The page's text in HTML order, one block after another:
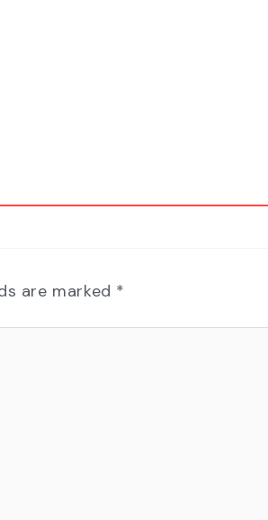
are marked *